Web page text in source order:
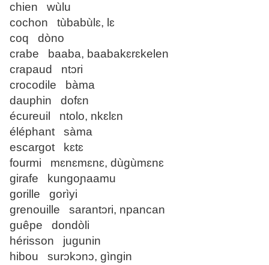
chien wùlu
cochon tùbabùlɛ, lɛ
coq dòno
crabe baaba, baabakɛrɛkelen
crapaud ntɔri
crocodile bàma
dauphin dofɛn
écureuil ntolo, nkɛlɛn
éléphant sàma
escargot kɛtɛ
fourmi mɛnɛmɛnɛ, dùgùmɛnɛ
girafe kungoɲaamu
gorille gorìyi
grenouille sarantɔri, npancan
guêpe dondòli
hérisson jugunin
hibou surɔkɔnɔ, gìngin